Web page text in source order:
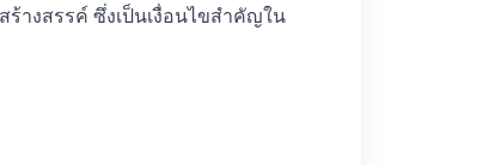
างสรรค์ ซึ่งเป็นเงื่อนไขสำคัญใน